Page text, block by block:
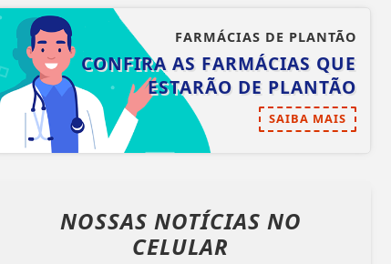
FARMÁCIAS DE PLANTÃO
CONFIRA AS FARMÁCIAS QUE
ESTARÃO DE PLANTÃO
SAIBA MAIS
NOSSAS NOTÍCIAS NO
CELULAR